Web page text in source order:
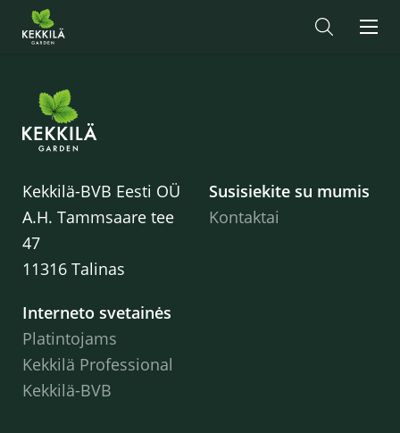
Kekkilä-BVB Eesti OÜ
A.H. Tammsaare tee
47
11316 Talinas
Susisiekite su mumis
Kontaktai
Interneto svetainės
Platintojams
Kekkilä Professional
Kekkilä-BVB